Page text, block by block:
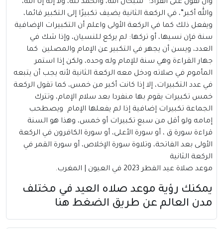
وأن نقول على انفراد: “سبحان الله، والحمد لله، ولا إله إلّا الله،
والله أكبر”، في الركعة الثانية يضيف تكبيرًا إلى التكبير قائما،
ويفعل ذلك كما في الركعة الأولى واعلم أن التكبيرات الإضافية
سنة فإن نسيها، أو تركها: لم يركع للنسيان، وإذا شك في
العدد، ويسن أن يجهر في التكبير عن الإمام والمصلين كما
جهار القراءة وهي سنة للإمام وله وحده، ولكن إذا استمر
المأموم في صلاته ودخل معه الركعة الثانية لأنه يجب أن يتبعه
في عدد التكبيرات، إلا إذا كانت أكبر من خمس، كما تقول الركعة
خمس تكبيرات يقوم بها منفردا بعد سلام الإمام، وتترك
الجماعة تكبيرات إضافية إذا لم يفعلها الإمام ويصطحب
إمامه ولو أقل من سبع تكبيرات أو خمس، وهذا هو السنة
قراءة سورة ق ، أو سورة الأعلى، أو سورة الكافرون في الركعة
الأولى بعد الفاتحة، وتلاوة سورة الإخلاص، أو سورة القمر في
الركعة الثانية
موعد صلاة عيد الفطر 2023 في العيون | المغرب.
يمكنك رؤية موعد صلاه العيد في مختلف
مدن العالم عن طريق الضغط هنا